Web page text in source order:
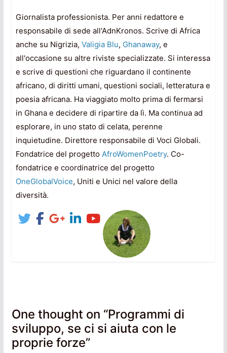
Giornalista professionista. Per anni redattore e
responsabile di sede all'AdnKronos. Scrive di Africa
anche su Nigrizia, Valigia Blu, Ghanaway, e
all'occasione su altre riviste specializzate. Si interessa
e scrive di questioni che riguardano il continente
africano, di diritti umani, questioni sociali, letteratura e
poesia africana. Ha viaggiato molto prima di fermarsi
in Ghana e decidere di ripartire da lì. Ma continua ad
esplorare, in uno stato di celata, perenne
inquietudine. Direttore responsabile di Voci Globali.
Fondatrice del progetto AfroWomenPoetry. Co-
fondatrice e coordinatrice del progetto
OneGlobalVoice, Uniti e Unici nel valore della
diversità.
One thought on “Programmi di
sviluppo, se ci si aiuta con le
proprie forze”